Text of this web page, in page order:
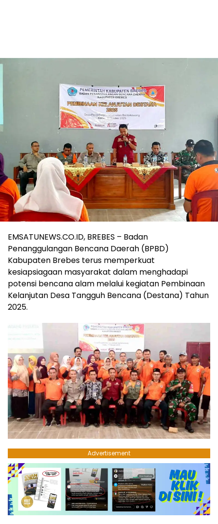
EMSATUNEWS.CO.ID, BREBES – Badan
Penanggulangan Bencana Daerah (BPBD)
Kabupaten Brebes terus memperkuat
kesiapsiagaan masyarakat dalam menghadapi
potensi bencana alam melalui kegiatan Pembinaan
Kelanjutan Desa Tangguh Bencana (Destana) Tahun
2025.
Advertisement